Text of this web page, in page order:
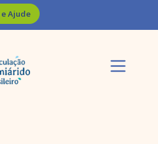
e Ajude